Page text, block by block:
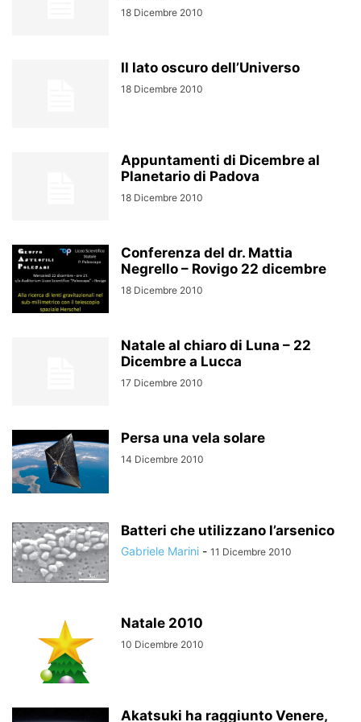
18 Dicembre 2010
Il lato oscuro dell’Universo
18 Dicembre 2010
Appuntamenti di Dicembre al
Planetario di Padova
18 Dicembre 2010
Conferenza del dr. Mattia
Negrello – Rovigo 22 dicembre
18 Dicembre 2010
Natale al chiaro di Luna – 22
Dicembre a Lucca
17 Dicembre 2010
Persa una vela solare
14 Dicembre 2010
Batteri che utilizzano l’arsenico
Gabriele Marini - 11 Dicembre 2010
Natale 2010
10 Dicembre 2010
Akatsuki ha raggiunto Venere,